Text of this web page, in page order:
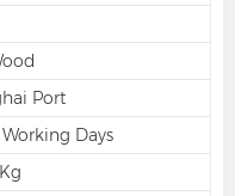
Port
Days